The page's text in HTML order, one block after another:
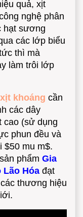
quả, xịt
nghệ phân
hạt sương
các lớp biểu
thì mà
làm trôi lớp
khoáng cần
các dây
cao (sử dụng
phun đều và
$50 mu m$.
phẩm Gia
Lão Hóa đạt
thương hiệu